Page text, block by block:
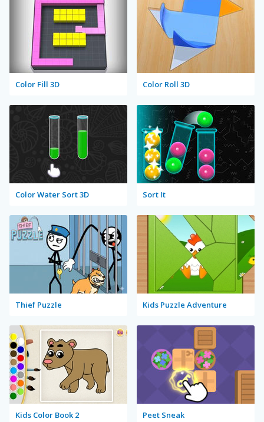
Color Fill 3D Color Roll 3D
Color Water Sort 3D Sort It
Thief Puzzle Kids Puzzle Adventure
Kids Color Book 2 Peet Sneak